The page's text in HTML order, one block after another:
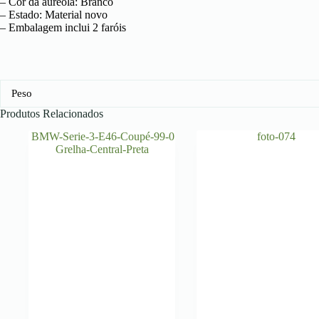
– Estado: Material novo
– Embalagem inclui 2 faróis
Peso
Produtos Relacionados